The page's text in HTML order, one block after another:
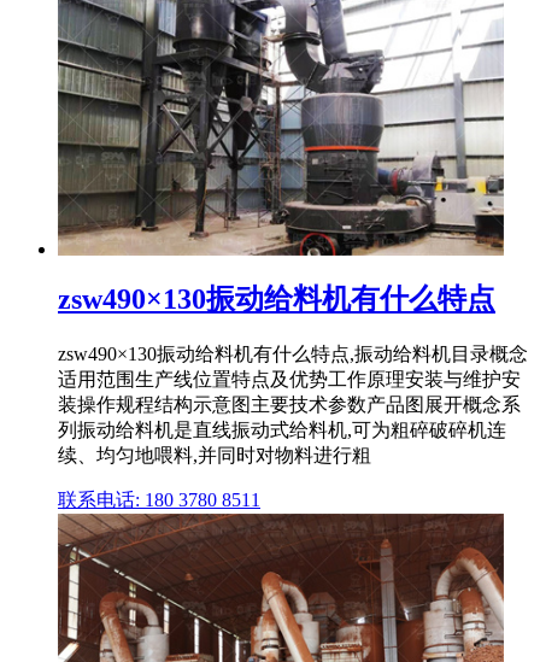
zsw490×130振动给料机有什么特点
zsw490×130振动给料机有什么特点,振动给料机目录概念
适用范围生产线位置特点及优势工作原理安装与维护安
装操作规程结构示意图主要技术参数产品图展开概念系
列振动给料机是直线振动式给料机,可为粗碎破碎机连
续、均匀地喂料,并同时对物料进行粗
联系电话: 180 3780 8511